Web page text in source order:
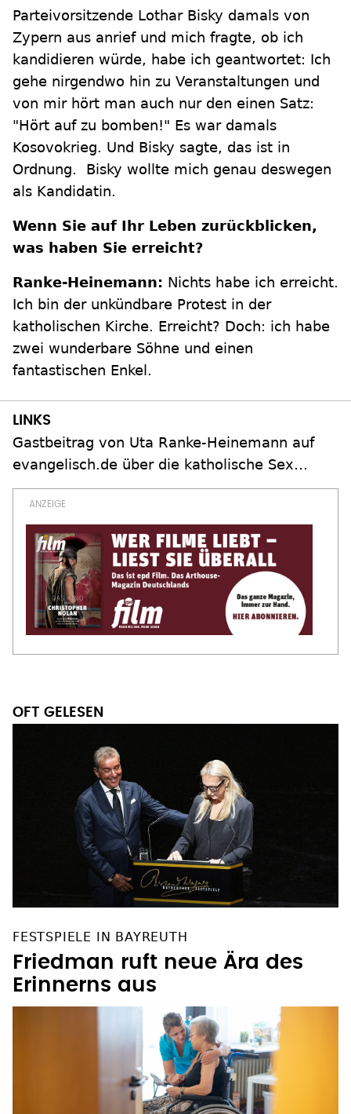
Parteivorsitzende Lothar Bisky damals von
Zypern aus anrief und mich fragte, ob ich
kandidieren würde, habe ich geantwortet: Ich
gehe nirgendwo hin zu Veranstaltungen und
von mir hört man auch nur den einen Satz:
"Hört auf zu bomben!" Es war damals
Kosovokrieg. Und Bisky sagte, das ist in
Ordnung. Bisky wollte mich genau deswegen
als Kandidatin.
Wenn Sie auf Ihr Leben zurückblicken,
was haben Sie erreicht?
Ranke-Heinemann: Nichts habe ich erreicht.
Ich bin der unkündbare Protest in der
katholischen Kirche. Erreicht? Doch: ich habe
zwei wunderbare Söhne und einen
fantastischen Enkel.
Gastbeitrag von Uta Ranke-Heinemann auf
evangelisch.de über die katholische Sex…
OFT GELESEN
FESTSPIELE IN BAYREUTH
Friedman ruft neue Ära des
Erinnerns aus